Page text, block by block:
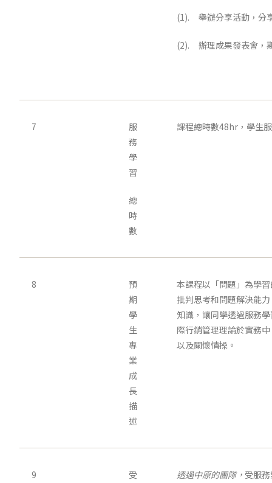
(1). 舉辦分享活動，分
(2). 辦理成果發表會，
7
服
務
學
習
總
時
數
課程總時數48hr，學生
8
預
期
學
生
專
業
成
長
描
述
本課程以「問題」為學
批判思考和問題解決能
知識，讓同學透過服務
際行銷管理理論於實務
以及關懷情操。
9
受
透過中原的團隊， 受服